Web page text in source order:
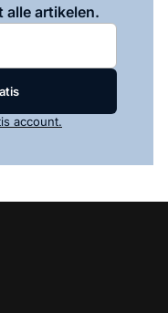
alle artikelen.
account.